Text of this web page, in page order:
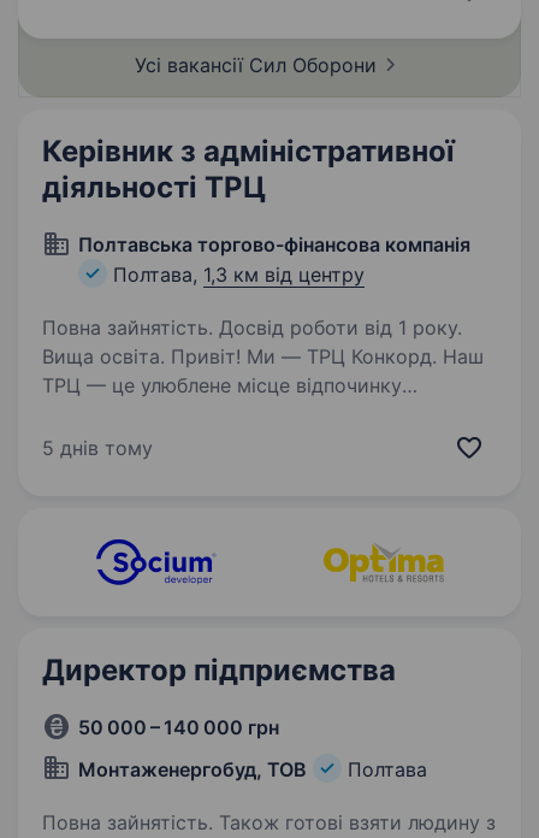
у плануванні та проведенні операцій
та бойових…Усі вакансії Сил Оборони
Керівник з адміністративної
діяльності ТРЦ
Полтавська торгово-фінансова компанія
Полтава, 1,3 км від центру
Повна зайнятість. Досвід роботи від 1 року.
Вища освіта. Привіт! Ми — ТРЦ Конкорд. Наш
ТРЦ — це улюблене місце відпочинку
ми прагнемо зробити його ще комфортнішим,
5 днів тому
Директор підприємства
50 000 – 140 000 грн
Монтаженергобуд, ТОВ
Полтава
Повна зайнятість. Також готові взяти людину з